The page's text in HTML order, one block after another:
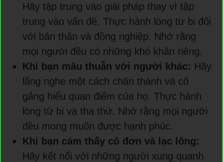
Hãy tập trung vào giải pháp thay vì tập
trung vào vấn đề. Thực hành lòng từ bi đối
với bản thân và đồng nghiệp. Nhớ rằng
mọi người đều có những khó khăn riêng.
Khi bạn mâu thuẫn với người khác: Hãy
lắng nghe một cách chân thành và cố
gắng hiểu quan điểm của họ. Thực hành
lòng từ bi và tha thứ. Nhớ rằng mọi người
đều mong muốn được hạnh phúc.
Khi bạn cảm thấy cô đơn và lạc lõng:
Hãy kết nối với những người xung quanh